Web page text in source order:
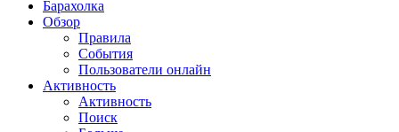
Барахолка
Обзор
Правила
События
Пользователи онлайн
Активность
Активность
Поиск